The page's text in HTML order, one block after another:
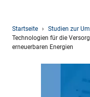
Direkt
zum
Inhalt
Startseite › Studien zur
Technologien für die
erneuerbaren Energien